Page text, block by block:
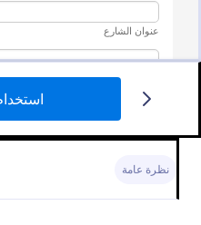
نظرة عامة
عقد تصوير حفلة زفاف
تبحث عنها لتجمع كل